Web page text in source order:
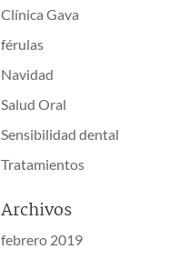
Clínica Gava
férulas
Navidad
Salud Oral
Sensibilidad dental
Tratamientos
Archivos
febrero 2019